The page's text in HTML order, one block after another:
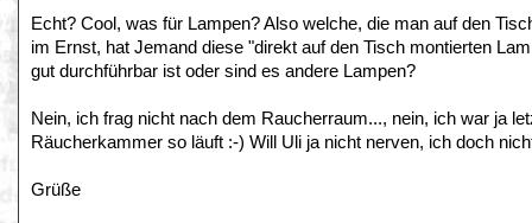
Echt? Cool, was für Lampen? Also welche, die man auf den
im Ernst, hat Jemand diese "direkt auf den Tisch montierten
gut durchführbar ist oder sind es andere Lampen?
Nein, ich frag nicht nach dem Raucherraum..., nein, ich war ja
Räucherkammer so läuft :-) Will Uli ja nicht nerven, ich doch
Grüße